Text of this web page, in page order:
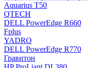
Aquarius T50
QTECH
DELL PowerEdge R660
Fplus
YADRO
DELL PowerEdge R770
Гравитон